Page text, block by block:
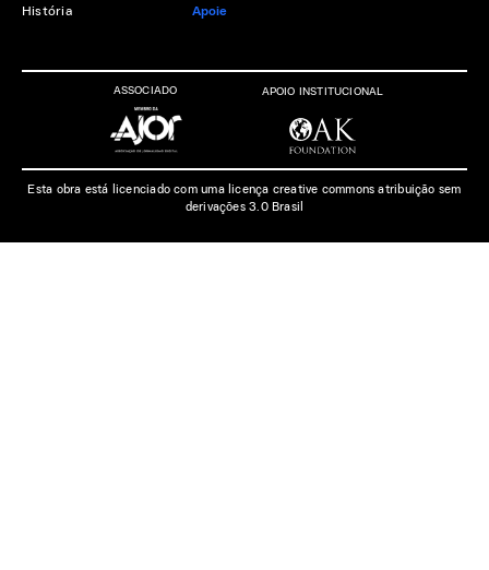
História Apoie
ASSOCIADO APOIO INSTITUCIONAL
Esta obra está licenciado com uma licença creative commons atribuição sem
derivações 3.0 Brasil